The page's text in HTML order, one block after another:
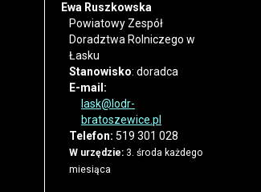
Ewa Ruszkowska
Powiatowy Zespół
Doradztwa Rolniczego w
Łasku
Stanowisko: doradca
E-mail:
lask@lodr-
bratoszewice.pl
Telefon: 519 301 028
W urzędzie: 3. środa każdego
miesiąca